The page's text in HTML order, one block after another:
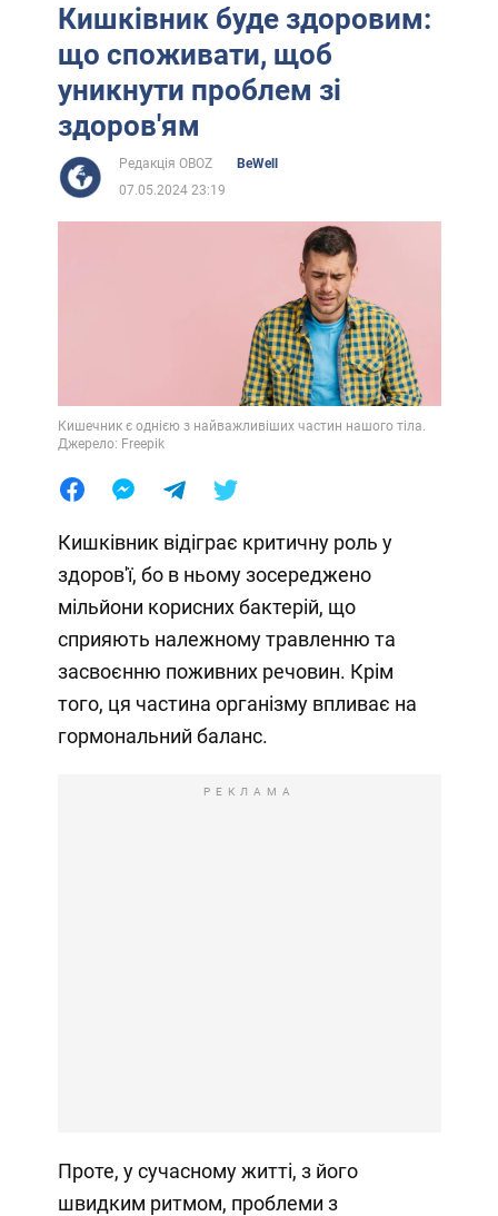
Кишківник буде здоровим:
що споживати, щоб
уникнути проблем зі
здоров'ям
Редакція OBOZ
BeWell
07.05.2024 23:19
Кишечник є однією з найважливіших частин нашого тіла.
Джерело: Freepik
Кишківник відіграє критичну роль у
здоров'ї, бо в ньому зосереджено
мільйони корисних бактерій, що
сприяють належному травленню та
засвоєнню поживних речовин. Крім
того, ця частина організму впливає на
гормональний баланс.
РЕКЛАМА
Проте, у сучасному житті, з його
швидким ритмом, проблеми з